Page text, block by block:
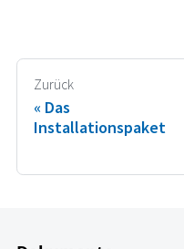
Zurück
Das
Installationspaket